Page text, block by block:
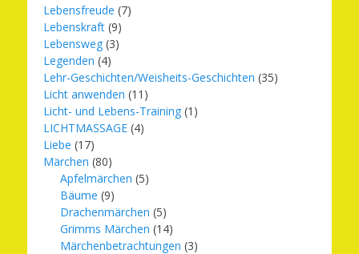
Lebensfreude (7)
Lebenskraft (9)
Lebensweg (3)
Legenden (4)
Lehr-Geschichten/Weisheits-Geschichten (35)
Licht anwenden (11)
Licht- und Lebens-Training (1)
LICHTMASSAGE (4)
Liebe (17)
Märchen (80)
Apfelmärchen (5)
Bäume (9)
Drachenmärchen (5)
Grimms Märchen (14)
Märchenbetrachtungen (3)